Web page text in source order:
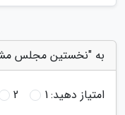
به "نخستین مجلس
امتیاز دهید:1
2